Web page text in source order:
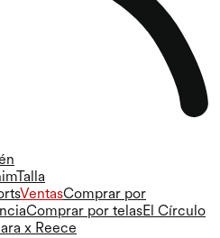
Talla
VentasComprar por
Comprar por telasEl Círculo
x Reece